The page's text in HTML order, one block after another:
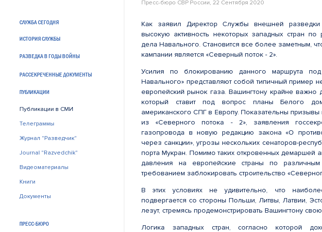
СЛУЖБА СЕГОДНЯ
ИСТОРИЯ СЛУЖБЫ
РАЗВЕДКА В ГОДЫ ВОЙНЫ
РАССЕКРЕЧЕННЫЕ ДОКУМЕНТЫ
ПУБЛИКАЦИИ
Публикации в СМИ
Телеграммы
Журнал "Разведчик"
Journal "Razvedchik"
Видеоматериалы
Книги
Документы
ПРЕСС-БЮРО
Пресс-бюро СВР России, 22 Сентября 2020
Как заявил Директор Службы внешней
высокую активность некоторых западных стран по
дела Навального. Становится все более заметным,
кампании является «Северный поток - 2».
Усилия по блокированию данного маршрута
Навального» представляют собой типичный пример
европейский рынок газа. Вашингтону крайне важно
который ставит под вопрос планы Белого
американского СПГ в Европу. Показательны
из «Северного потока - 2», заявления
газопровода в новую редакцию закона «О
через санкции», угрозы нескольких сенаторов-
порта Мукран. Помимо таких откровенных демаршей
давления на европейские страны по
требованием заблокировать строительство
В этих условиях не удивительно, что
подвергается со стороны Польши, Литвы, Латвии,
лезут, стремясь продемонстрировать Вашингтону
Логика западных стран, согласно которой